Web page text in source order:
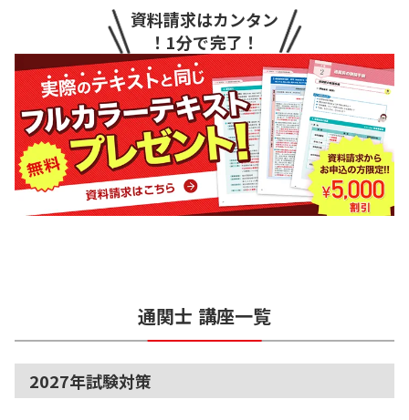
資料請求はカンタン
！1分で完了！
通関士 講座一覧
2027年試験対策